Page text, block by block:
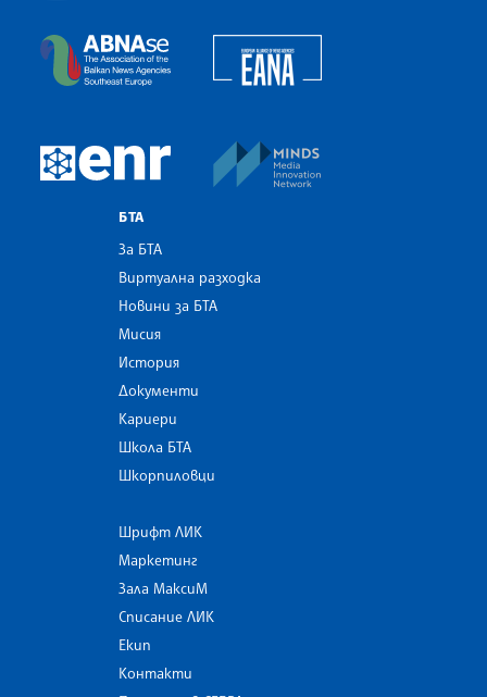
The Assocoation of the Balkan News Agencies
European Newsroom
БТА
За БТА
Виртуална разходка
Новини за БТА
Мисия
История
Документи
Кариери
Школа БТА
Шкорпиловци
Шрифт ЛИК
Маркетинг
Зала МаксиМ
Списание ЛИК
Екип
Контакти